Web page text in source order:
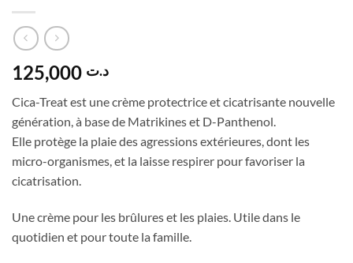
د.ت
Cica-Treat est une crème protectrice et cicatrisante nouvelle
génération, à base de Matrikines et D-Panthenol.
Elle protège la plaie des agressions extérieures, dont les
micro-organismes, et la laisse respirer pour favoriser la
cicatrisation.
Une crème pour les brûlures et les plaies. Utile dans le
quotidien et pour toute la famille.